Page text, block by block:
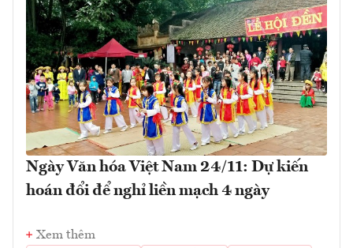
Ngày Văn hóa Việt Nam 24/11: Dự kiến
hoán đổi để nghỉ liền mạch 4 ngày
Xem thêm